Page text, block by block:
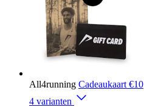
All4running Cadeaukaart €10
4 varianten